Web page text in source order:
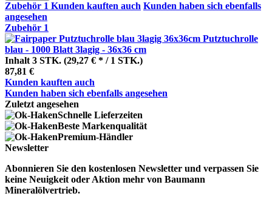
Zubehör 1 Kunden kauften auch Kunden haben sich ebenfalls
angesehen
Zubehör 1
Putztuchrolle
blau - 1000 Blatt 3lagig - 36x36 cm
Inhalt 3 STK. (29,27 € * / 1 STK.)
87,81 €
Kunden kauften auch
Kunden haben sich ebenfalls angesehen
Zuletzt angesehen
Schnelle Lieferzeiten
Beste Markenqualität
Premium-Händler
Newsletter
Abonnieren Sie den kostenlosen Newsletter und verpassen Sie
keine Neuigkeit oder Aktion mehr von Baumann
Mineralölvertrieb.